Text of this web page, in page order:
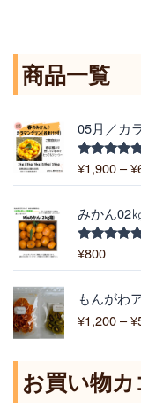
商品一覧
05月／カ
5段階中
5.00
¥1,900 –¥
みかん02
5段階中
¥800
もんがわ
¥1,200 –¥
お買い物